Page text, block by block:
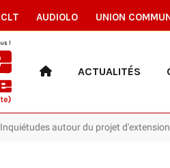
CLT AUDIOLO UNION
ACTUALITÉS
autour du projet